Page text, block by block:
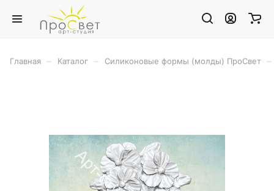
Главная Каталог Силиконовые формы (молды) ПроСвет